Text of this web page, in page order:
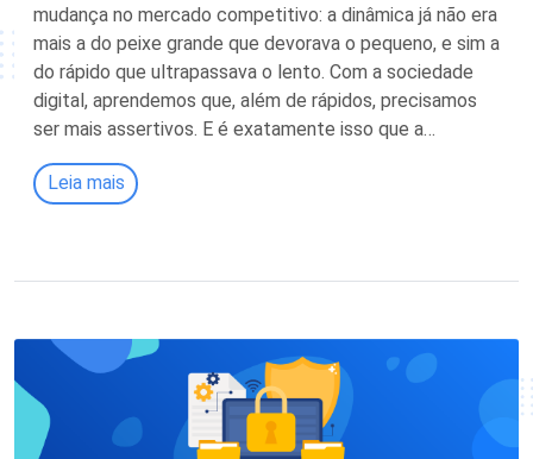
mudança no mercado competitivo: a dinâmica já não era
mais a do peixe grande que devorava o pequeno, e sim a
do rápido que ultrapassava o lento. Com a sociedade
digital, aprendemos que, além de rápidos, precisamos
ser mais assertivos. E é exatamente isso que a…
Leia mais